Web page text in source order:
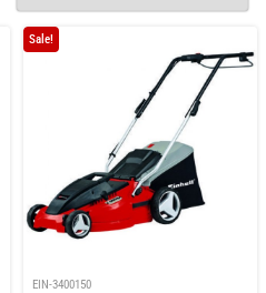
Sale!
EIN-3400150